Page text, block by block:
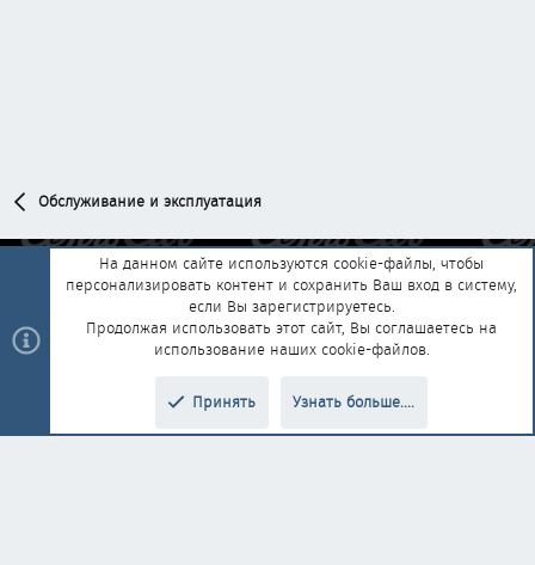
Обслуживание и эксплуатация
Обратная связь
Условия и правила
Политика конфиденциальности
Помощь Главная
R
add-ons by ThemeHouse Перевод от Jumuro®
На данном сайте используются cookie-файлы, чтобы
персонализировать контент и сохранить Ваш вход в систему,
если Вы зарегистрируетесь.
Продолжая использовать этот сайт, Вы соглашаетесь на
использование наших cookie-файлов.
Принять Узнать больше....